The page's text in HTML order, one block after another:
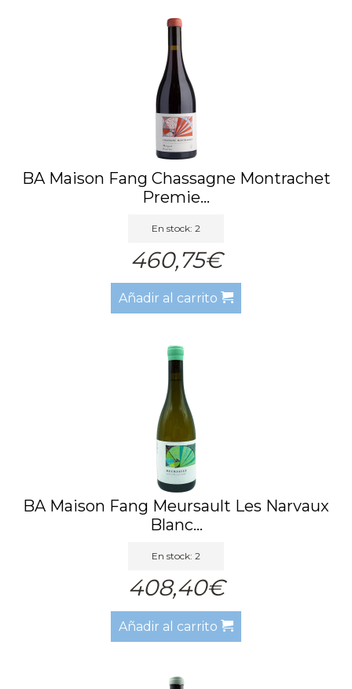
BA Maison Fang Chassagne Montrachet
Premie...
En stock: 2
460,75€
Añadir al carrito
BA Maison Fang Meursault Les Narvaux
Blanc...
En stock: 2
408,40€
Añadir al carrito